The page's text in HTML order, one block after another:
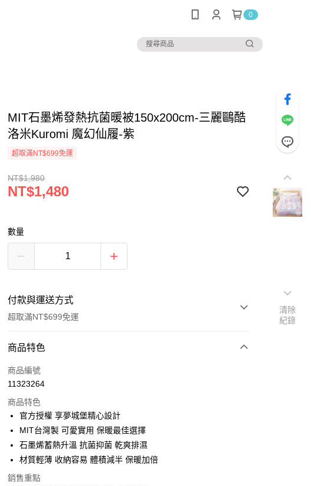
0
MIT石墨烯發熱抗菌暖被150x200cm-三麗鷗酷
洛米Kuromi 魔幻仙履-紫
超取滿NT$699免運
NT$1,980
NT$1,480
數量
付款與運送方式
超取滿NT$699免運
付款方式
信用卡一次付款
LINE Pay
Apple Pay
街口支付
悠遊付
商品特色
商品編號
11323264
商品特色
官方授權 享夢城堡精心設計
MIT台灣製 可愛實用 保暖最佳選擇
石墨烯蓄熱升溫 抗菌抑菌 乾爽排濕
材質輕薄 收納容易 體積減半 保暖加倍
銷售重點
清除
紀錄